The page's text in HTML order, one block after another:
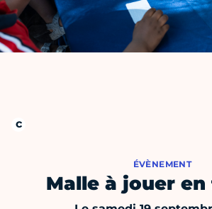
ÉVÈNEMENT
Malle à jouer